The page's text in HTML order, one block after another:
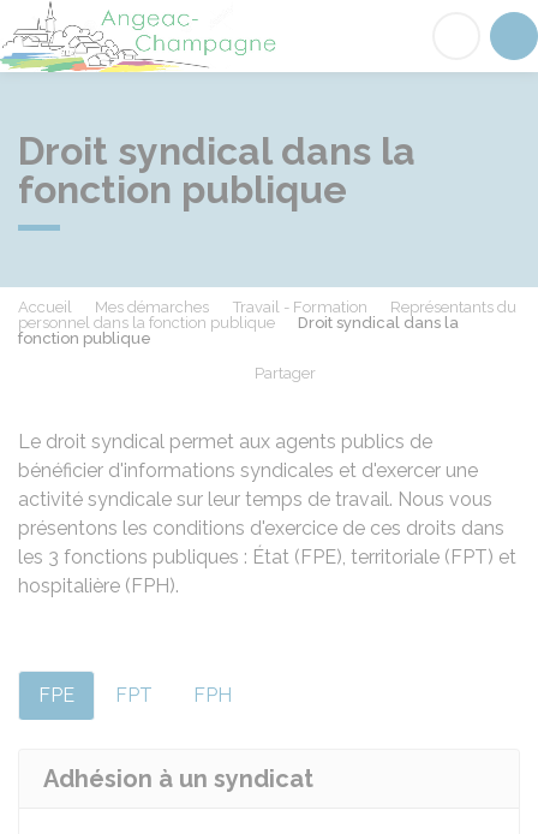
Angeac-Champagne
Droit syndical dans la
fonction publique
Accueil Mes démarches Travail - Formation
Représentants du
personnel dans la fonction publique
Droit syndical dans la
fonction publique
Partager
Le droit syndical permet aux agents publics de
bénéficier d'informations syndicales et d'exercer une
activité syndicale sur leur temps de travail. Nous vous
présentons les conditions d'exercice de ces droits dans
les 3 fonctions publiques : État (FPE), territoriale (FPT) et
hospitalière (FPH).
FPE FPT FPH
Adhésion à un syndicat